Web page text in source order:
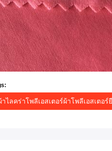
าไลคร่าโพลีเอสเตอร์ผ้าโพลีเอสเตอร์